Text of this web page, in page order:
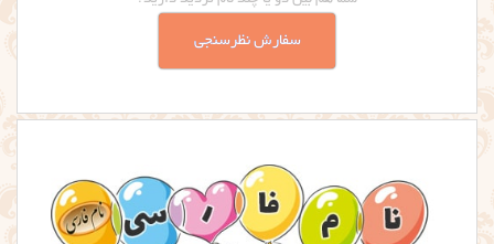
سفارش نظرسنجی